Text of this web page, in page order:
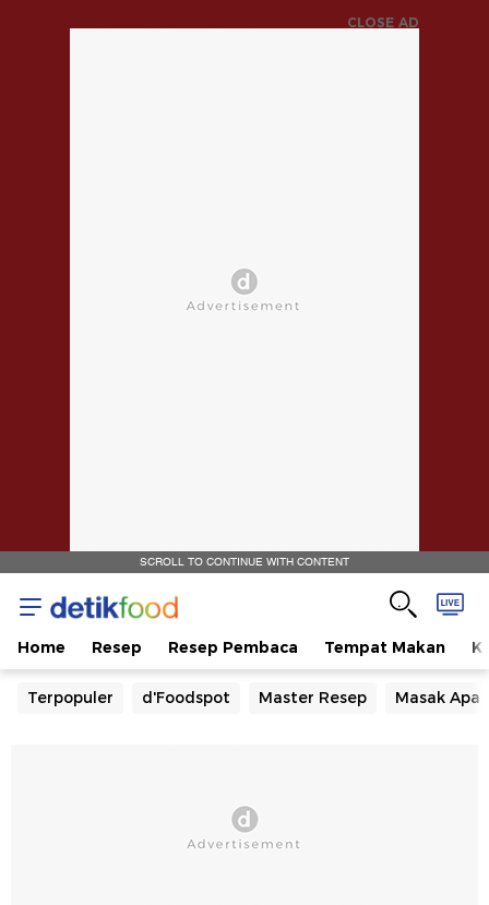
CLOSE AD
SCROLL TO CONTINUE WITH CONTENT
Home Resep Resep Pembaca Tempat Makan
Terpopuler d'Foodspot Master Resep Masak Apa